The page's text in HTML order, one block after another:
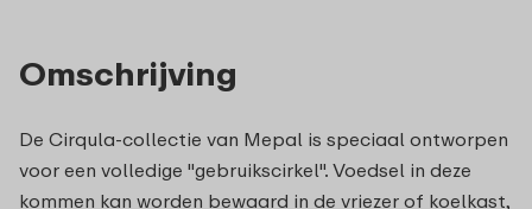
Omschrijving
De Cirqula-collectie van Mepal is speciaal ontworpen
voor een volledige "gebruikscirkel". Voedsel in deze
kommen kan worden bewaard in de vriezer of koelkast,